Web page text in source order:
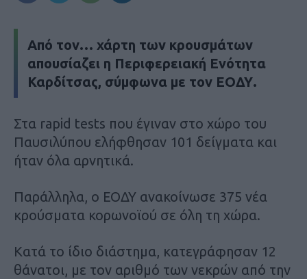
Από τον… χάρτη των κρουσμάτων
απουσίαζει η Περιφερειακή Ενότητα
Καρδίτσας, σύμφωνα με τον ΕΟΔΥ.
Στα rapid tests που έγιναν στο χώρο του
Παυσιλύπου ελήφθησαν 101 δείγματα και
ήταν όλα αρνητικά.
Παράλληλα, ο ΕΟΔΥ ανακοίνωσε 375 νέα
κρούσματα κορωνοϊού σε όλη τη χώρα.
Κατά το ίδιο διάστημα, κατεγράφησαν 12
θάνατοι, με τον αριθμό των νεκρών από την